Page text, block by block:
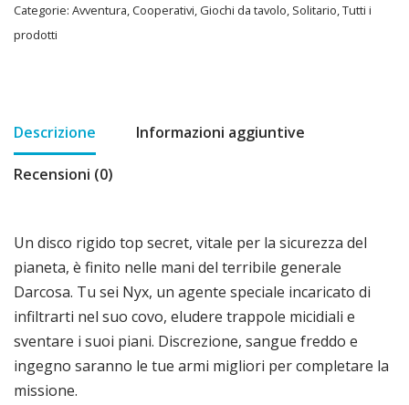
Categorie: Avventura,Cooperativi,Giochi da tavolo, Solitario,Tutti i
prodotti
Descrizione Informazioni aggiuntive
Recensioni (0)
Un disco rigido top secret, vitale per la sicurezza del
pianeta, è finito nelle mani del terribile generale
Darcosa. Tu sei Nyx, un agente speciale incaricato di
infiltrarti nel suo covo, eludere trappole micidiali e
sventare i suoi piani. Discrezione, sangue freddo e
ingegno saranno le tue armi migliori per completare la
missione.